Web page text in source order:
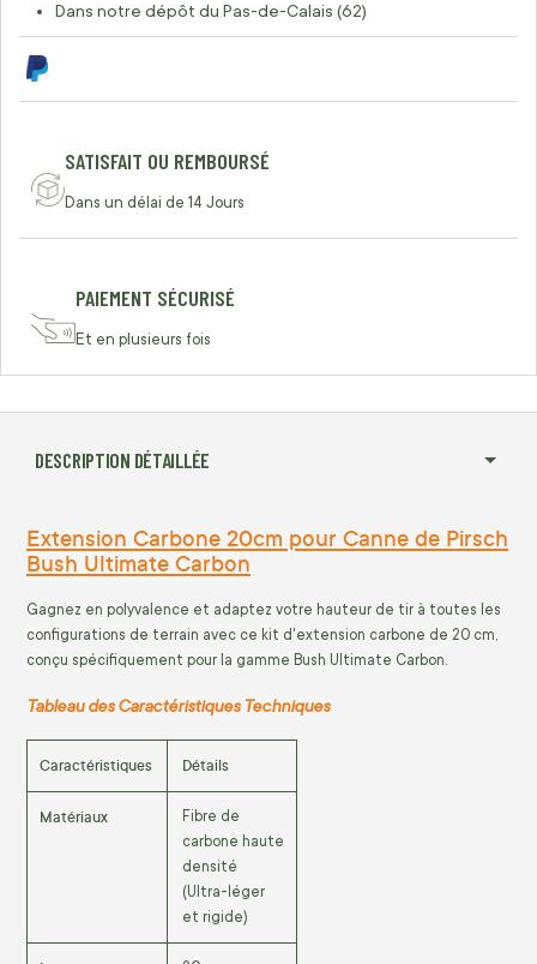
Dans notre dépôt du Pas-de-Calais (62)
SATISFAIT OU REMBOURSÉ
Dans un délai de 14 Jours
PAIEMENT SÉCURISÉ
Et en plusieurs fois
DESCRIPTION DÉTAILLÉE
Extension Carbone 20cm pour Canne de Pirsch
Bush Ultimate Carbon
Gagnez en polyvalence et adaptez votre hauteur de tir à toutes les
configurations de terrain avec ce kit d'extension carbone de 20 cm,
conçu spécifiquement pour la gamme Bush Ultimate Carbon.
Tableau des Caractéristiques Techniques
Caractéristiques Détails
Matériaux
Fibre de
carbone haute
densité
(Ultra-léger
et rigide)